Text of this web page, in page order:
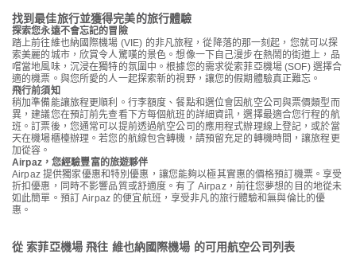
找到最佳旅行並獲得完美的旅行體驗
探索您永遠不會忘記的冒險
踏上前往維也納國際機場 (VIE) 的非凡旅程，從降落的那一刻起，您就可以探
索美麗的城市，欣賞令人驚嘆的景色。想像一下自己漫步在熱鬧的街道上，品
嚐當地風味，沉浸在獨特的氛圍中。根據您的需求從索菲亞機場 (SOF) 選擇合
適的機票。與您所愛的人一起探索新的視野，讓您的假期體驗真正難忘。
飛行前須知
稍加準備能讓旅程更順利。行李額度、餐點和選位會因航空公司與票價類型而
異，建議您在預訂前先查看下方每個航班的詳細資訊，選擇最適合您行程的航
班。訂票後，您通常可以提前透過航空公司的應用程式辦理線上登記，或於當
天在機場櫃檯辦理。若您的航線包含轉機，請預留充足的轉機時間，讓旅程更
加從容。
Airpaz，您經驗豐富的旅遊夥伴
Airpaz 提供獨家優惠和特別優惠，讓您能夠以極其實惠的價格預訂機票。享受
折扣優惠，同時不影響品質或舒適度。有了 Airpaz，前往您夢想的目的地從未
如此簡單。預訂 Airpaz 的便宜航班，享受非凡的旅行體驗和無與倫比的優
惠。
從 索菲亞機場 飛往 維也納國際機場 的可用航空公司列表